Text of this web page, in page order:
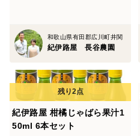
和歌山県有田郡広川町井関
紀伊路屋 長谷農園
紀伊路屋 柑橘じゃばら果汁1
50ml 6本セット